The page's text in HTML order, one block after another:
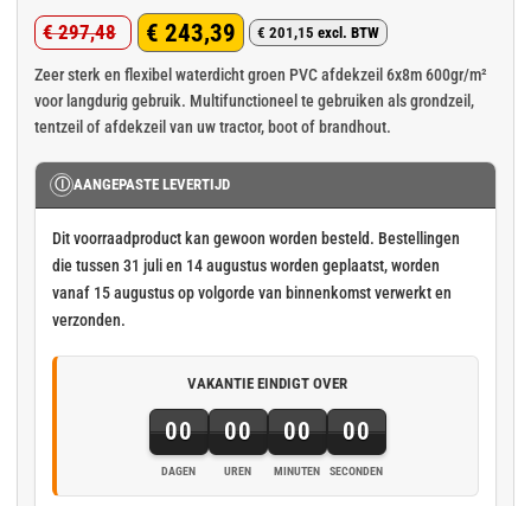
Gewaardeerd
4.5op 5
gebaseerd
op
2
klant
€297,48
Oorspronkelijke
prijs
was:
€ 243,39
Huidige
prijs
is:
€ 201,15 excl. BTW
Zeer sterk en flexibel waterdicht groen PVC afdekzeil 6x8m 600gr/m²
voor langdurig gebruik. Multifunctioneel te gebruiken als grondzeil,
tentzeil of afdekzeil van uw tractor, boot of brandhout.
Ⓘ AANGEPASTE LEVERTIJD
Dit voorraadproduct kan gewoon worden besteld. Bestellingen
die tussen 31 juli en 14 augustus worden geplaatst, worden
vanaf 15 augustus op volgorde van binnenkomst verwerkt en
verzonden.
VAKANTIE EINDIGT OVER
00
DAGEN
00
UREN
00
MINUTEN
00
SECONDEN